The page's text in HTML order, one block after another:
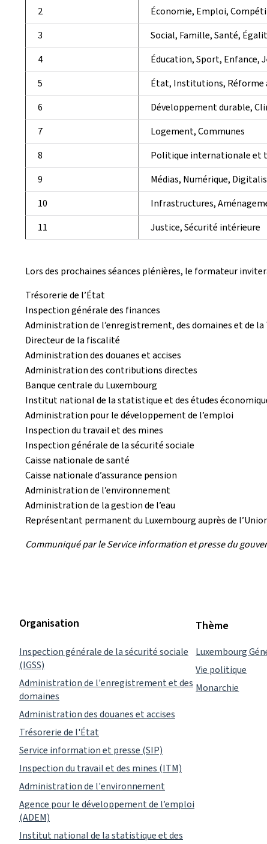
2
Économie, Emploi,
3
Social, Famille, Santé,
4
Éducation, Sport, Enfance,
5
État, Institutions, Réforme
6
Développement durable,
7
Logement, Communes
8
Politique internationale et
9
Médias, Numérique,
10
Infrastructures,
11
Justice, Sécurité intérieure
Lors des prochaines séances plénières, le formateur
Trésorerie de l’État
Inspection générale des finances
Administration de l’enregistrement, des domaines et de la
Directeur de la fiscalité
Administration des douanes et accises
Administration des contributions directes
Banque centrale du Luxembourg
Institut national de la statistique et des études
Administration pour le développement de l’emploi
Inspection du travail et des mines
Inspection générale de la sécurité sociale
Caisse nationale de santé
Caisse nationale d’assurance pension
Administration de l’environnement
Administration de la gestion de l’eau
Représentant permanent du Luxembourg auprès de
Communiqué par le Service information et presse du
Organisation
Inspection générale de la sécurité sociale
(IGSS)
Administration de l'enregistrement et des
domaines
Administration des douanes et accises
Trésorerie de l'État
Service information et presse (SIP)
Inspection du travail et des mines (ITM)
Administration de l'environnement
Agence pour le développement de l’emploi
(ADEM)
Institut national de la statistique et des
Thème
Luxembourg
Vie politique
Monarchie